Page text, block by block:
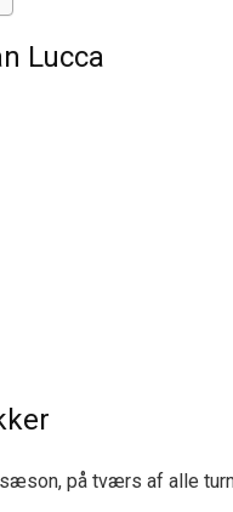
Lucca
på tværs af alle